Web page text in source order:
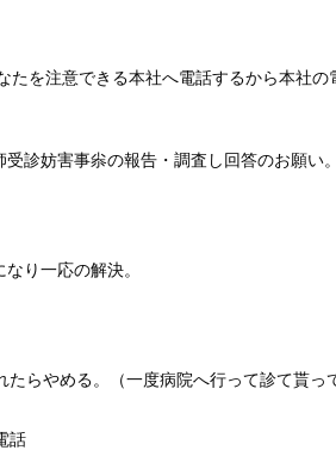
を注意できる本社へ電話するから本社の
診妨害事尜の報告・調査し回答のお願い。
り一応の解決。
らやめる。（一度病院へ行って診て貰っ
話